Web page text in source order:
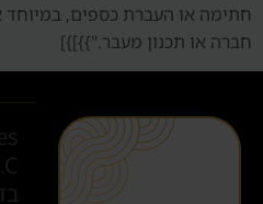
חתימה או העברת כספים, במיוחד
חברה או תכנון מעבר."}}]}]